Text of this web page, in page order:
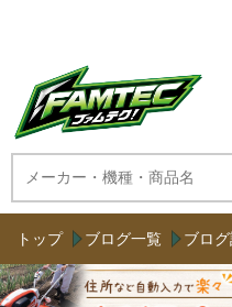
トップ ブログ一覧 ブロ